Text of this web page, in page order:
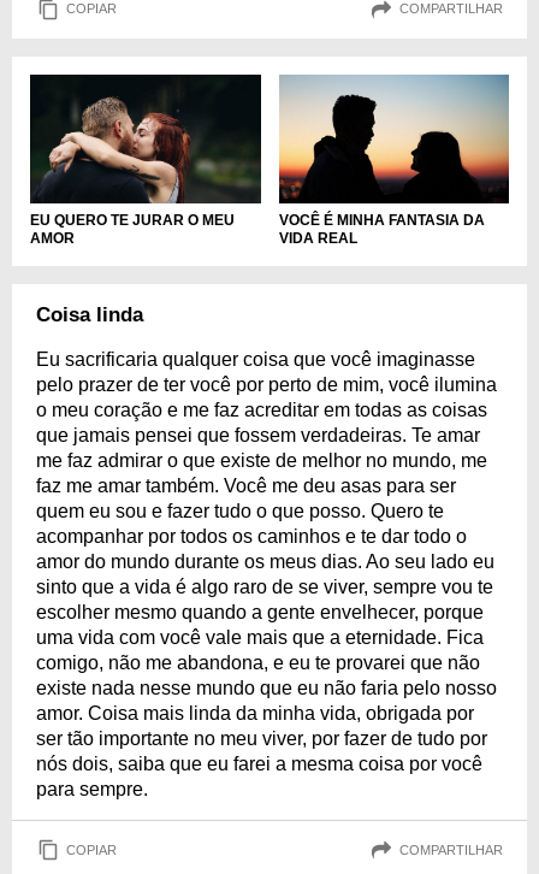
COPIAR COMPARTILHAR
EU QUERO TE JURAR O MEU
AMOR
VOCÊ É MINHA FANTASIA DA
VIDA REAL
Coisa linda
Eu sacrificaria qualquer coisa que você imaginasse
pelo prazer de ter você por perto de mim, você ilumina
o meu coração e me faz acreditar em todas as coisas
que jamais pensei que fossem verdadeiras. Te amar
me faz admirar o que existe de melhor no mundo, me
faz me amar também. Você me deu asas para ser
quem eu sou e fazer tudo o que posso. Quero te
acompanhar por todos os caminhos e te dar todo o
amor do mundo durante os meus dias. Ao seu lado eu
sinto que a vida é algo raro de se viver, sempre vou te
escolher mesmo quando a gente envelhecer, porque
uma vida com você vale mais que a eternidade. Fica
comigo, não me abandona, e eu te provarei que não
existe nada nesse mundo que eu não faria pelo nosso
amor. Coisa mais linda da minha vida, obrigada por
ser tão importante no meu viver, por fazer de tudo por
nós dois, saiba que eu farei a mesma coisa por você
para sempre.
COPIAR COMPARTILHAR